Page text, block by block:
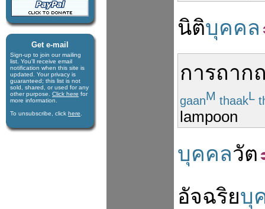
Get e-mail
Sign-up to join our mail­ing
list. You'll receive e­mail
notification when this site is
updated. Your privacy is
guaran­teed; this list is not
sold, shared, or used for any
other purpose. Click here for
more infor­mation.
To unsubscribe, click here
นิติบุคคล
การถาก
gaanM thaakL
lampoon
บุคคลวัต
อัจฉริยบุ